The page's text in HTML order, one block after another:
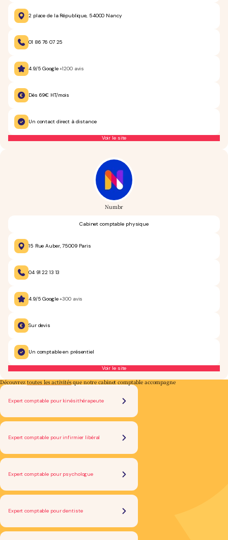
2 place de la République, 54000 Nancy
01 86 76 07 25
4.9/5 Google+1200 avis
Dès 69€ HT/mois
Un contact direct à distance
Voir le site
Numbr
Cabinet comptable physique
15 Rue Auber, 75009 Paris
04 91 22 13 13
4.9/5 Google+300 avis
Sur devis
Un comptable en présentiel
Voir le site
Découvreztoutes les activitésque notre cabinet comptable accompagne
Expert comptable pour kinésithérapeute
Expert comptable pour infirmier libéral
Expert comptable pour psychologue
Expert comptable pour dentiste